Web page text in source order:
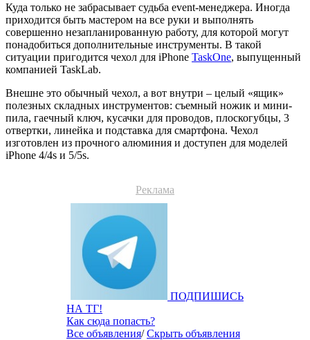
Куда только не забрасывает судьба еvent-менеджера. Иногда
приходится быть мастером на все руки и выполнять
совершенно незапланированную работу, для которой могут
понадобиться дополнительные инструменты. В такой
ситуации пригодится чехол для iPhone TaskOne, выпущенный
компанией TaskLab.
Внешне это обычный чехол, а вот внутри – целый «ящик»
полезных складных инструментов: съемный ножик и мини-
пила, гаечный ключ, кусачки для проводов, плоскогубцы, 3
отвертки, линейка и подставка для смартфона. Чехол
изготовлен из прочного алюминия и доступен для моделей
iPhone 4/4s и 5/5s.
Реклама
ПОДПИШИСЬ
НА ТГ!
Как сюда попасть?
Все объявления/Скрыть объявления